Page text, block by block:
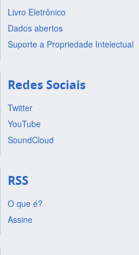
Livro Eletrônico
Dados abertos
Suporte a Propriedade Intelectual
Redes Sociais
Twitter
YouTube
SoundCloud
RSS
O que é?
Assine